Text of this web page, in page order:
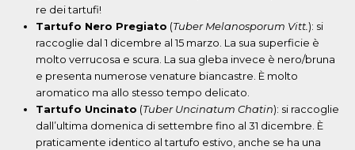
re dei tartufi!
Tartufo Nero Pregiato (Tuber Melanosporum Vitt.): si
raccoglie dal 1 dicembre al 15 marzo. La sua superficie è
molto verrucosa e scura. La sua gleba invece è nero/bruna
e presenta numerose venature biancastre. È molto
aromatico ma allo stesso tempo delicato.
Tartufo Uncinato (Tuber Uncinatum Chatin): si raccoglie
dall’ultima domenica di settembre fino al 31 dicembre. È
praticamente identico al tartufo estivo, anche se ha una